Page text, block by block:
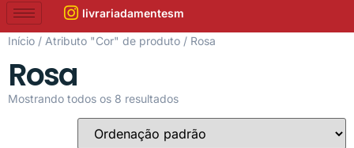
livrariadamentesm
Início / Atributo "Cor" de produto / Rosa
Rosa
Mostrando todos os 8 resultados